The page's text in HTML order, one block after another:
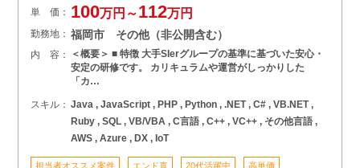
単 価： 100万円～112万円
勤務地： 福岡市 その他（非公開含む）
内 容：
＜概要＞ ■ 特徴 大手SIerグループの基準に基づいた安心・
安定の研修です。 カリキュラムや運営がしっかりした
「カ…
スキル： Java , JavaScript , PHP , Python , .NET , C# , VB.NET ,
Ruby , SQL , VB/VBA , C言語 , C++ , VC++ , その他言語 ,
AWS , Azure , DX , IoT
担当者オススメ案件 エンド直 20代活躍中 高単価